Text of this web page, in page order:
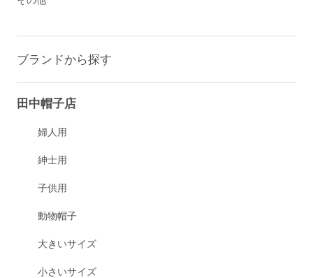
ブランドから探す
田中帽子店
婦人用
紳士用
子供用
動物帽子
大きいサイズ
小さいサイズ